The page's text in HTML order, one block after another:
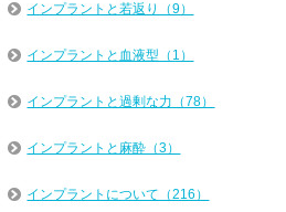
インプラントと若返り（9）
インプラントと血液型（1）
インプラントと過剰な力（78）
インプラントと麻酔（3）
インプラントについて（216）